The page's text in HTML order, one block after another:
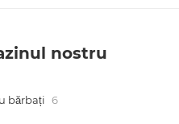
nostru
bărbați 6